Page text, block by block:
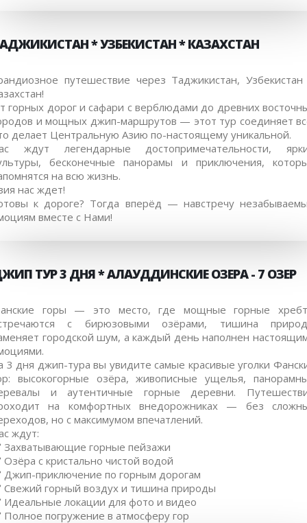
* УЗБЕКИСТАН * КАЗАХСТАН
путешествие через Таджикистан,
горных дорог и сафари с верблюдами до древних
и мощных джип-маршрутов — этот тур соединяет
делает Центральную Азию по-настоящему уникальной.
ждут легендарные достопримечательности,
бесконечные панорамы и приключения,
на всю жизнь.
нас ждет!
к дороге? Тогда вперёд — навстречу
вместе с Нами!
ТУР 3 ДНЯ * АЛАУДДИНСКИЕ ОЗЕРА - 7 ОЗЕР
горы — это место, где мощные горные
с бирюзовыми озёрами, тишина
городской шум, а каждый день наполнен
3 дня джип-тура вы увидите самые красивые уголки
высокогорные озёра, живописные ущелья,
и аутентичные горные деревни.
на комфортных внедорожниках — без
но с максимумом впечатлений.
ждут:
горные пейзажи
с кристально чистой водой
приключение по горным дорогам
горный воздух и тишина природы
локации для фото и видео
погружение в атмосферу гор